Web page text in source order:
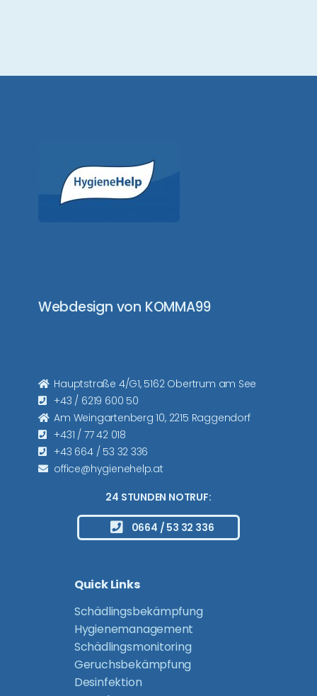
Webdesign von KOMMA99
Hauptstraße 4/G1, 5162 Obertrum am See
+43 / 6219 600 50
Am Weingartenberg 10, 2215 Raggendorf
+431 / 77 42 018
+43 664 / 53 32 336
office@hygienehelp.at
24 STUNDEN NOTRUF:
0664 / 53 32 336
Quick Links
Schädlingsbekämpfung
Hygienemanagement
Schädlingsmonitoring
Geruchsbekämpfung
Desinfektion